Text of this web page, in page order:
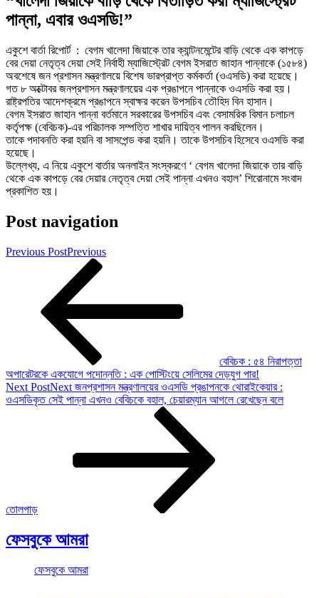
পান্না, এবার ওএসডি!”
একুশে বার্তা রিপোর্ট : বেগম খালেদা জিয়াকে তার ক্যান্টনমেন্টের বাড়ি থেকে এক কাপড়ে
বের দেয়া নেতৃত্ব দেয়া সেই নির্বাহী ম্যাজিস্ট্রেট বেগম ইসরাত জাহান পান্নাকে (১৫৮৪)
অবশেষে জন প্রশাসন মন্ত্রণালয়ে বিশেষ ভারপ্রাপ্ত কর্মকর্তা (ওএসডি) করা হয়েছে।
গত ৮ অক্টোবর জনপ্রশাসন মন্ত্রণালয়ের এক প্রঙাপনে পান্নাকে ওএসডি করা হয়।
রাষ্ট্রপতির আদেশক্রমে প্রঙাপনে স্বাক্ষর করেন উপসচিব তৌহিদ বিন হাসান।
বেগম ইসরাত জাহান পান্না বর্তমানে সরকারের উপসচিব এবং বেসামরিক বিমান চলাচল
কর্তৃপক্ষ (বেবিচক)-এর পরিচালক সম্পত্তি শাখার দায়িত্ব পালন করছিলেন।
তাকে পদাবনতি করা হয়নি বা সাসপেন্ড করা হয়নি। তাকে উপসচিব হিসেবে ওএসডি করা
হয়েছে।
উল্লেখ্য, এ নিয়ে একুশে বার্তার অনলাইন সংস্করণে ‘ বেগম খালেদা জিয়াকে তার বাড়ি
থেকে এক কাপড়ে বের দেয়ার নেতৃত্ব দেয়া সেই পান্না এখনও বহাল’ শিরোনামে সংবাদ
প্রকাশিত হয়।
Post navigation
Previous PostPrevious
বেবিচক : ৫৪ নিরাপত্তা
অপারেটরকে একযোগে পদোন্নতি : এক পোস্টিংয়ে সেলিমের দেড়যুগ পার!
Next PostNext জনপ্রশাসন মন্ত্রণালয়ের ওএসডি প্রঙাপনকে থোরাইকেয়ার :
ওএসডিকৃত সেই পান্না এখনও বেবিচকে বহাল, চেয়ারম্যান আগলে রেখেছেন বলে
তোলপাড়
ফেসবুকে আমরা
ফেসবুকে আমরা